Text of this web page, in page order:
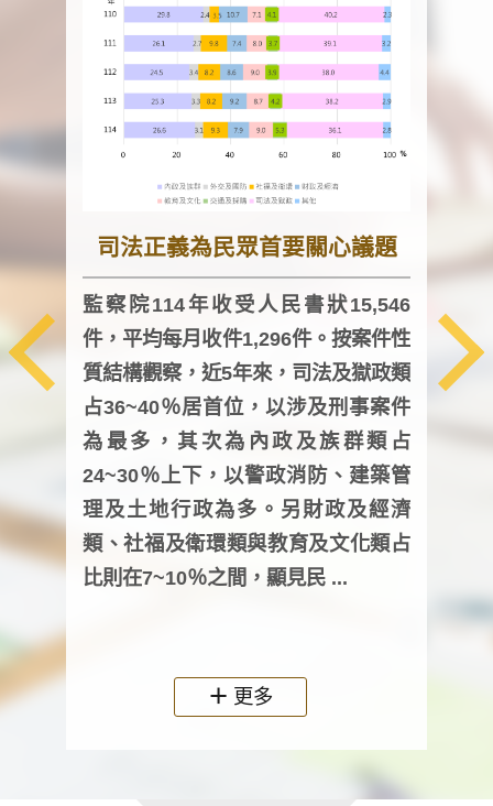
司法正義為民眾首要關心議題
監察院114年收受人民書狀15,546
件，平均每月收件1,296件。按案件性
質結構觀察，近5年來，司法及獄政類
占36~40％居首位，以涉及刑事案件
為最多，其次為內政及族群類占
24~30％上下，以警政消防、建築管
理及土地行政為多。另財政及經濟
類、社福及衛環類與教育及文化類占
比則在7~10％之間，顯見民 ...
監
均每
人
更多